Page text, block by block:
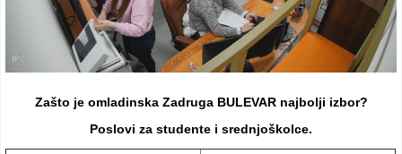
Kontakt
Lokacija
Zašto je omladinska Zadruga BULEVAR najbolji izbor?
Poslovi za studente i srednjoškolce.